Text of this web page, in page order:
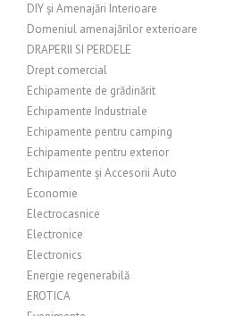
DIY și Amenajări Interioare
Domeniul amenajărilor exterioare
DRAPERII SI PERDELE
Drept comercial
Echipamente de grădinărit
Echipamente Industriale
Echipamente pentru camping
Echipamente pentru exterior
Echipamente și Accesorii Auto
Economie
Electrocasnice
Electronice
Electronics
Energie regenerabilă
EROTICA